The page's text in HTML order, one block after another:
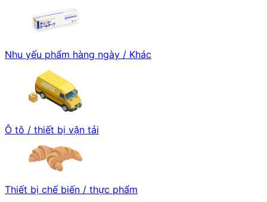
Nhu yếu phẩm hàng ngày / Khác
Ô tô / thiết bị vận tải
Thiết bị chế biến / thực phẩm